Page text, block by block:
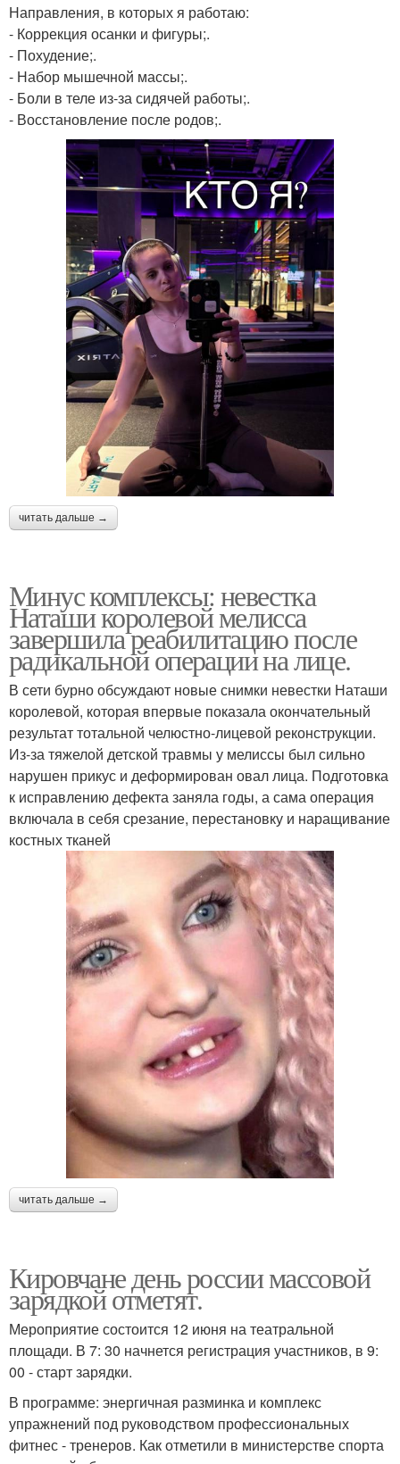
Направления, в которых я работаю:
- Коррекция осанки и фигуры;.
- Похудение;.
- Набор мышечной массы;.
- Боли в теле из-за сидячей работы;.
- Восстановление после родов;.
читать дальше →
Минус комплексы: невестка
Наташи королевой мелисса
завершила реабилитацию после
радикальной операции на лице.
В сети бурно обсуждают новые снимки невестки Наташи
королевой, которая впервые показала окончательный
результат тотальной челюстно-лицевой реконструкции.
Из-за тяжелой детской травмы у мелиссы был сильно
нарушен прикус и деформирован овал лица. Подготовка
к исправлению дефекта заняла годы, а сама операция
включала в себя срезание, перестановку и наращивание
костных тканей
читать дальше →
Кировчане день россии массовой
зарядкой отметят.
Мероприятие состоится 12 июня на театральной
площади. В 7: 30 начнется регистрация участников, в 9:
00 - старт зарядки.
В программе: энергичная разминка и комплекс
упражнений под руководством профессиональных
фитнес - тренеров. Как отметили в министерстве спорта